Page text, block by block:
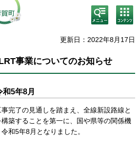
検
索・
メニ
コン
テン
ニュ
更新日：2022年8月17日
事業についてのお知らせ
5年8月
完了の見通しを踏まえ、全線新設路線と
築することを第一に、国や県等の関係機
和5年8月となりました。